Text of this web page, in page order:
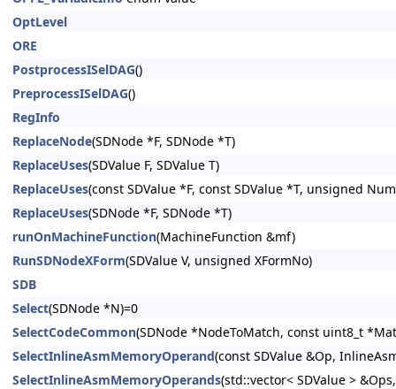
OptLevel
ORE
PostprocessISelDAG()
PreprocessISelDAG()
RegInfo
ReplaceNode(SDNode *F, SDNode *T)
ReplaceUses(SDValue F, SDValue T)
ReplaceUses(const SDValue *F, const SDValue *T, unsigned
ReplaceUses(SDNode *F, SDNode *T)
runOnMachineFunction(MachineFunction &mf)
RunSDNodeXForm(SDValue V, unsigned XFormNo)
SDB
Select(SDNode *N)=0
SelectCodeCommon(SDNode *NodeToMatch, const uint8_t
SelectInlineAsmMemoryOperand(const SDValue &Op,
SelectInlineAsmMemoryOperands(std::vector< SDValue >